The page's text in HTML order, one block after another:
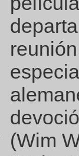
(Wim